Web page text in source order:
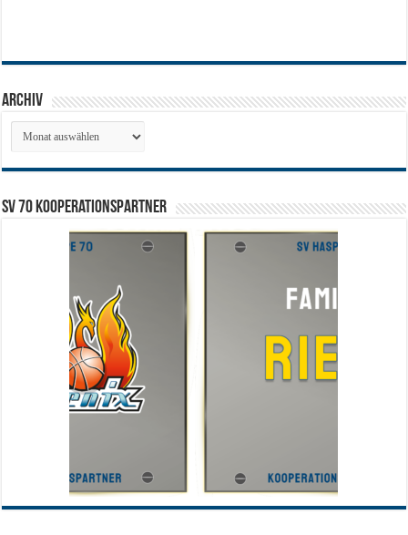
Archiv
Archiv
SV 70 Kooperationspartner